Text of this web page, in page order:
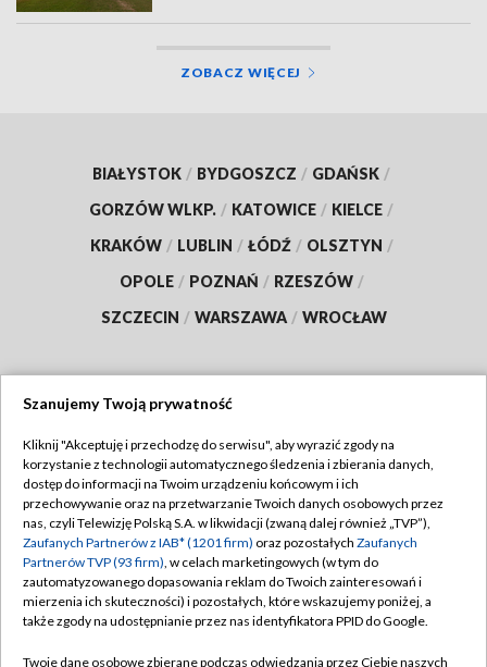
ZOBACZ WIĘCEJ
BIAŁYSTOK / BYDGOSZCZ / GDAŃSK /
GORZÓW WLKP. / KATOWICE / KIELCE /
KRAKÓW / LUBLIN / ŁÓDŹ / OLSZTYN /
OPOLE / POZNAŃ / RZESZÓW /
SZCZECIN / WARSZAWA / WROCŁAW
TVP
Abonament TVP
Emisja w TVP
Centrum informacji TVP
Naziemna Telewizja Cyfrowa
Regulamin TVP
Polityka prywatności
Moje zgody
Pomoc
Szanujemy Twoją prywatność
Kliknij "Akceptuję i przechodzę do serwisu", aby wyrazić zgody na
korzystanie z technologii automatycznego śledzenia i zbierania danych,
dostęp do informacji na Twoim urządzeniu końcowym i ich
przechowywanie oraz na przetwarzanie Twoich danych osobowych przez
nas, czyli Telewizję Polską S.A. w likwidacji (zwaną dalej również „TVP”),
Zaufanych Partnerów z IAB* (1201 firm) oraz pozostałych Zaufanych
Partnerów TVP (93 firm), w celach marketingowych (w tym do
zautomatyzowanego dopasowania reklam do Twoich zainteresowań i
mierzenia ich skuteczności) i pozostałych, które wskazujemy poniżej, a
także zgody na udostępnianie przez nas identyfikatora PPID do Google.
Twoje dane osobowe zbierane podczas odwiedzania przez Ciebie naszych